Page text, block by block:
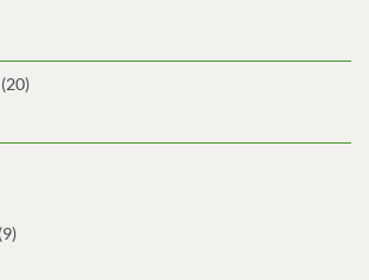
(20)
(9)